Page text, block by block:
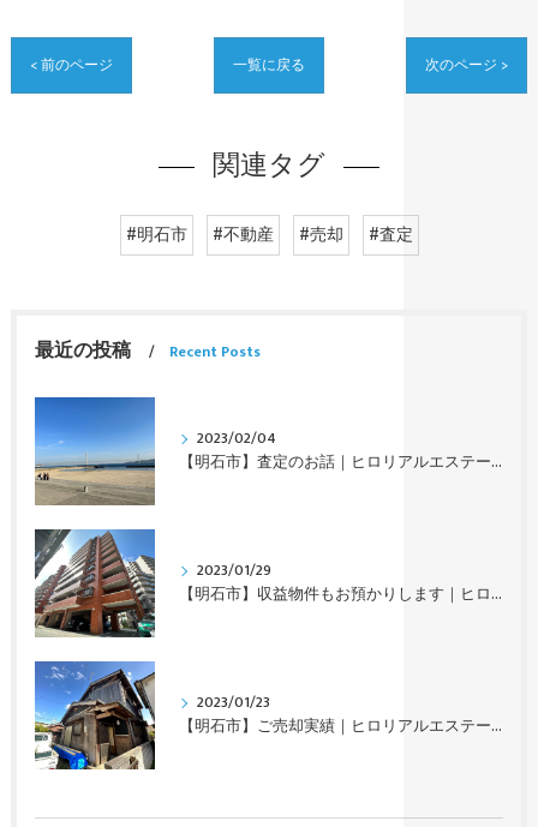
< 前のページ 一覧に戻る 次のページ >
関連タグ
#明石市 #不動産 #売却 #査定
最近の投稿 Recent Posts
2023/02/04
【明石市】査定のお話｜ヒロリアルエステート
2023/01/29
【明石市】収益物件もお預かりします｜ヒロリアルエステート
2023/01/23
【明石市】ご売却実績｜ヒロリアルエステート